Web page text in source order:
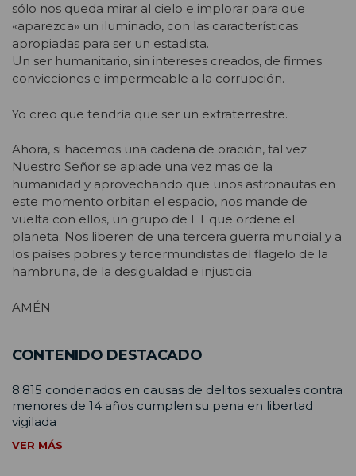
sólo nos queda mirar al cielo e implorar para que
«aparezca» un iluminado, con las características
apropiadas para ser un estadista.
Un ser humanitario, sin intereses creados, de firmes
convicciones e impermeable a la corrupción.
Yo creo que tendría que ser un extraterrestre.
Ahora, si hacemos una cadena de oración, tal vez
Nuestro Señor se apiade una vez mas de la
humanidad y aprovechando que unos astronautas en
este momento orbitan el espacio, nos mande de
vuelta con ellos, un grupo de ET que ordene el
planeta. Nos liberen de una tercera guerra mundial y a
los países pobres y tercermundistas del flagelo de la
hambruna, de la desigualdad e injusticia.
AMÉN
CONTENIDO DESTACADO
8.815 condenados en causas de delitos sexuales contra
menores de 14 años cumplen su pena en libertad
vigilada
VER MÁS